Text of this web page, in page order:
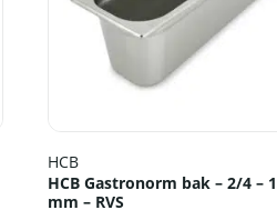
HCB
HCB Gastronorm bak – 2/4 –
mm – RVS